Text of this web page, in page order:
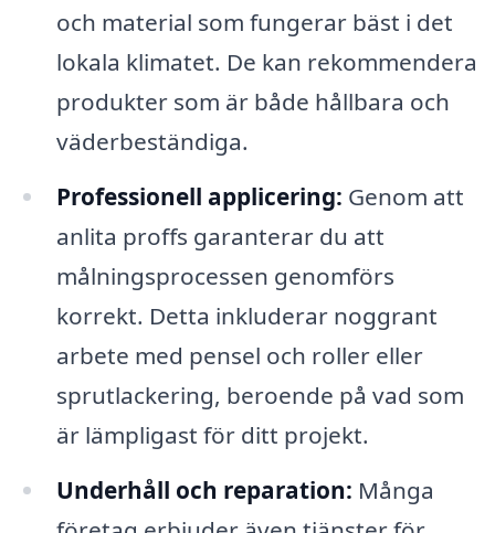
och material som fungerar bäst i det
lokala klimatet. De kan rekommendera
produkter som är både hållbara och
väderbeständiga.
Professionell applicering: Genom att
anlita proffs garanterar du att
målningsprocessen genomförs
korrekt. Detta inkluderar noggrant
arbete med pensel och roller eller
sprutlackering, beroende på vad som
är lämpligast för ditt projekt.
Underhåll och reparation: Många